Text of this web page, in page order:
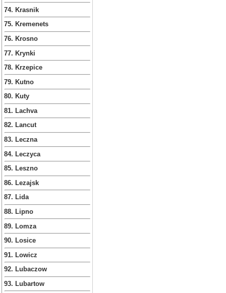
74. Krasnik
75. Kremenets
76. Krosno
77. Krynki
78. Krzepice
79. Kutno
80. Kuty
81. Lachva
82. Lancut
83. Leczna
84. Leczyca
85. Leszno
86. Lezajsk
87. Lida
88. Lipno
89. Lomza
90. Losice
91. Lowicz
92. Lubaczow
93. Lubartow